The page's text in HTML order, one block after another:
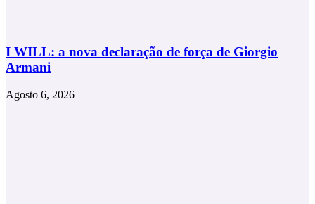
I WILL: a nova declaração de força de Giorgio
Armani
Agosto 6, 2026